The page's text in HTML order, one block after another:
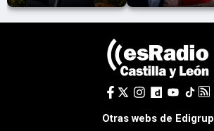
Otras webs de Edigrup